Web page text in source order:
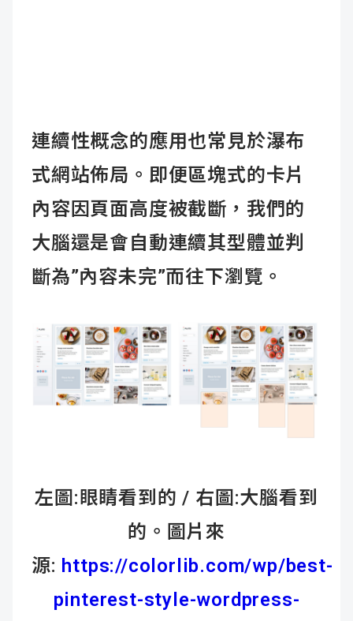
連續性概念的應用也常見於瀑布
式網站佈局。即便區塊式的卡片
內容因頁面高度被截斷，我們的
大腦還是會自動連續其型體並判
斷為”內容未完”而往下瀏覽。
左圖:眼睛看到的 / 右圖:大腦看到
的。圖片來
源: https://colorlib.com/wp/best-
pinterest-style-wordpress-